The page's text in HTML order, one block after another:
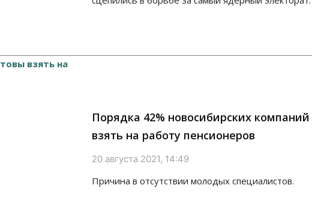
Порядка 42% новосибирских компаний
взять на работу пенсионеров
20 августа 2021, 14:49
Причина в отсутствии молодых специалистов.